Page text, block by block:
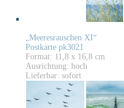
„Meeresrauschen XI“
Postkarte pk3021
Format: 11,8 x 16,8 cm
Ausrichtung: hoch
Lieferbar: sofort